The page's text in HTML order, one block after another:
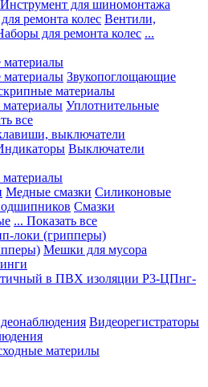
Инструмент для шиномонтажа
ремонта колес Вентили,
для ремонта колес ...
Звукопоглощающие
материалы
Уплотнительные
все
выключатели
Выключатели
Медные смазки Силиконовые
Смазки
... Показать все
локи (грипперы)
Мешки для мусора
в ПВХ изоляции Р3-ЦПнг-
Видеорегистраторы
материлы